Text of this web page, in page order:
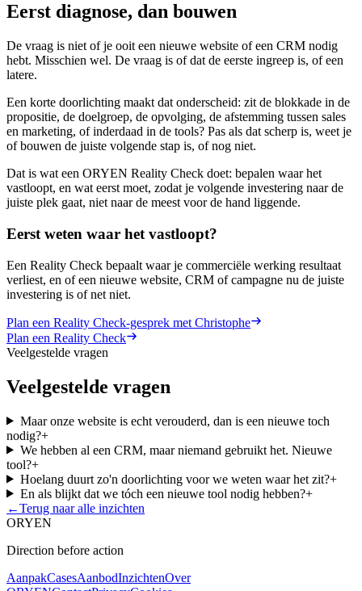
Eerst diagnose, dan bouwen
De vraag is niet of je ooit een nieuwe website of een CRM nodig
hebt. Misschien wel. De vraag is of dat de eerste ingreep is, of een
latere.
Een korte doorlichting maakt dat onderscheid: zit de blokkade in de
propositie, de doelgroep, de opvolging, de afstemming tussen sales
en marketing, of inderdaad in de tools? Pas als dat scherp is, weet je
of bouwen de juiste volgende stap is, of nog niet.
Dat is wat een ORYEN Reality Check doet: bepalen waar het
vastloopt, en wat eerst moet, zodat je volgende investering naar de
juiste plek gaat, niet naar de meest voor de hand liggende.
Eerst weten waar het vastloopt?
Een Reality Check bepaalt waar je commerciële werking resultaat
verliest, en of een nieuwe website, CRM of campagne nu de juiste
investering is of net niet.
Plan een Reality Check-gesprek met Christophe
Plan een Reality Check
Veelgestelde vragen
Veelgestelde vragen
Maar onze website is echt verouderd, dan is een nieuwe toch
nodig?+
We hebben al een CRM, maar niemand gebruikt het. Nieuwe
tool?+
Hoelang duurt zo'n doorlichting voor we weten waar het zit?+
En als blijkt dat we tóch een nieuwe tool nodig hebben?+
←Terug naar alle inzichten
ORYEN
Direction before action
AanpakCasesAanbodInzichtenOver